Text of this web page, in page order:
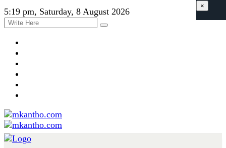
5:19 pm, Saturday, 8 August 2026
×